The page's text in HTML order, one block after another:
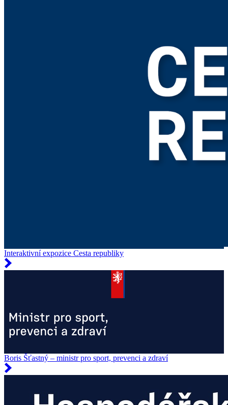
Interaktivní expozice Cesta republiky
Boris Šťastný – ministr pro sport, prevenci a zdraví